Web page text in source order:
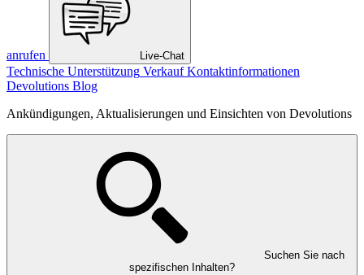
anrufen Live-Chat
Technische Unterstützung Verkauf Kontaktinformationen
Devolutions Blog
Ankündigungen, Aktualisierungen und Einsichten von Devolutions
Suchen Sie nach
spezifischen Inhalten?